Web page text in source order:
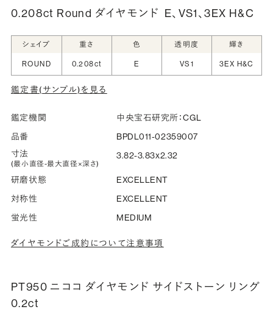
シークレットストーン：指輪の内側に留める宝石のこ
と
指輪の内側に、誕生石やピンクダイヤモンドなど、お好みの
宝石を選んでセッティングすることができます。ショッピング
詳しく見る
0.208ct Round ダイヤモンド E、VS1、3EX H&C
シェイプ 重さ 色 透明度 輝き
ROUND 0.208ct E VS1 3EX H&C
鑑定書(サンプル)を見る
鑑定機関
中央宝石研究所：CGL
品番
BPDL011-02359007
寸法
(最小直径-最大直径×深さ)
3.82-3.83x2.32
研磨状態
EXCELLENT
対称性
EXCELLENT
蛍光性
MEDIUM
ダイヤモンドご成約について注意事項
PT950 ニココ ダイヤモンド サイドストーン リング
0.2ct